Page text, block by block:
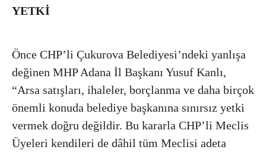
YETKİ
Önce CHP’li Çukurova Belediyesi’ndeki yanlışa
değinen MHP Adana İl Başkanı Yusuf Kanlı,
“Arsa satışları, ihaleler, borçlanma ve daha birçok
önemli konuda belediye başkanına sınırsız yetki
vermek doğru değildir. Bu kararla CHP’li Meclis
Üyeleri kendileri de dâhil tüm Meclisi adeta